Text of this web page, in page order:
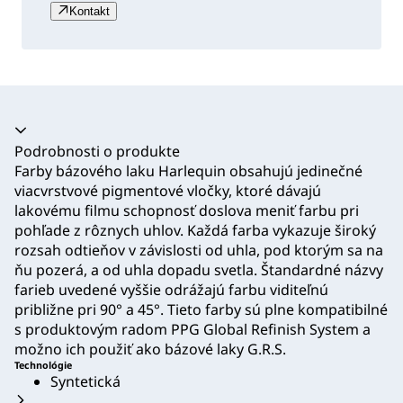
Kontakt
Akordeón sa zrútil
Podrobnosti o produkte
Farby bázového laku Harlequin obsahujú jedinečné
viacvrstvové pigmentové vločky, ktoré dávajú
lakovému filmu schopnosť doslova meniť farbu pri
pohľade z rôznych uhlov. Každá farba vykazuje široký
rozsah odtieňov v závislosti od uhla, pod ktorým sa na
ňu pozerá, a od uhla dopadu svetla. Štandardné názvy
farieb uvedené vyššie odrážajú farbu viditeľnú
približne pri 90° a 45°. Tieto farby sú plne kompatibilné
s produktovým radom PPG Global Refinish System a
možno ich použiť ako bázové laky G.R.S.
Technológie
Syntetická